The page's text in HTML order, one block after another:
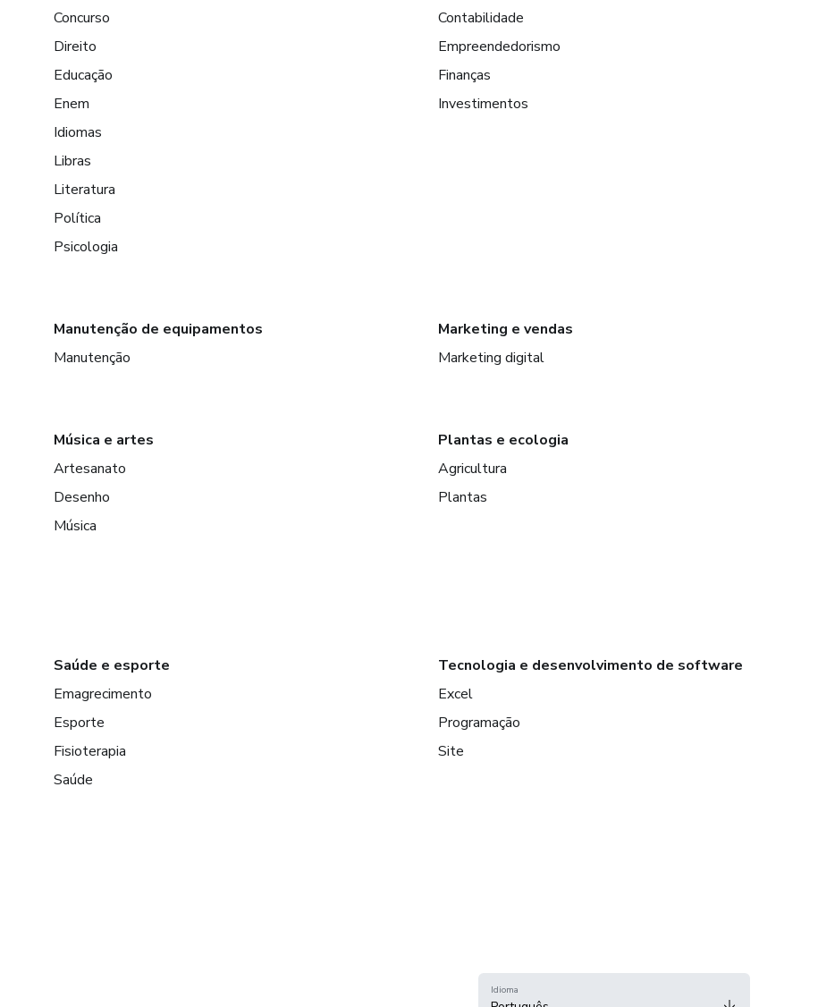
Concurso
Direito
Educação
Enem
Idiomas
Libras
Literatura
Política
Psicologia
Contabilidade
Empreendedorismo
Finanças
Investimentos
Manutenção de equipamentos
Manutenção
Marketing e vendas
Marketing digital
Música e artes
Artesanato
Desenho
Música
Plantas e ecologia
Agricultura
Plantas
Saúde e esporte
Emagrecimento
Esporte
Fisioterapia
Saúde
Tecnologia e desenvolvimento de software
Excel
Programação
Site
Idioma